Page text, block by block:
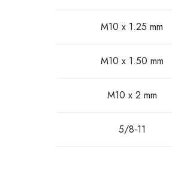
M10 x 1.25 mm
M10 x 1.50 mm
M10 x 2 mm
5/8-11